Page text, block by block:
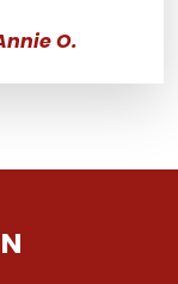
O.